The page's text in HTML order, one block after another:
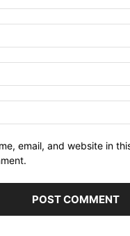
email, and website in